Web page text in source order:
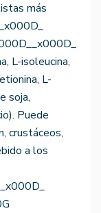
más
L-isoleucina,
L-
soja,
Puede
crustáceos,
a los